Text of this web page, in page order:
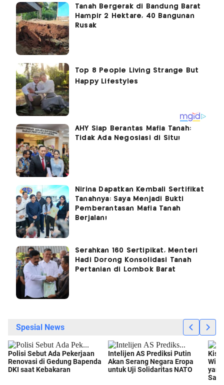
Tanah Bergerak di Bandung Barat
Hampir 2 Hektare, 40 Bangunan
Rusak
AHY Siap Berantas Mafia Tanah:
Tidak Ada Negosiasi di Situ!
Nirina Dapatkan Kembali Sertifikat
Tanahnya: Saya Menjadi Bukti
Pemberantasan Mafia Tanah
Berjalan!
Serahkan 160 Sertipikat, Menteri
Hadi Dorong Konsolidasi Tanah
Pertanian di Lombok Barat